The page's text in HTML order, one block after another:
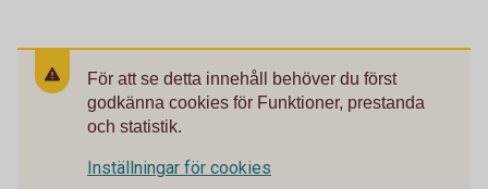
För att se detta innehåll behöver du först
godkänna cookies för Funktioner, prestanda
och statistik.
Inställningar för cookies